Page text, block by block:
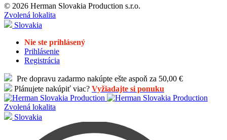
© 2026 Herman Slovakia Production s.r.o.
Zvolená lokalita
Slovakia
Nie ste prihlásený
Prihlásenie
Registrácia
Pre dopravu zadarmo nakúpte ešte aspoň za 50,00 €
Plánujete nakúpiť viac? Vyžiadajte si ponuku
Zvolená lokalita
Slovakia